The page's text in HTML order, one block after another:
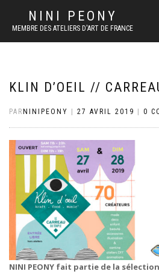
NINI PEONY
MEMBRE DES ATELIERS D'ART DE FRANCE
KLIN D’OEIL //
PAR NINIPEONY 27 AVRIL 2019 0
NINI PEONY fait partie de la